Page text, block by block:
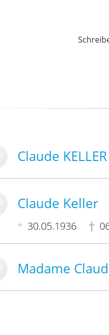
Claude KELLER
Claude Keller
30.05.1936
Madame